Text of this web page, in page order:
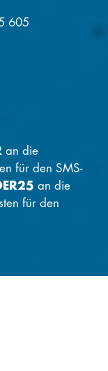
605
an die
für den SMS-
an die
für den